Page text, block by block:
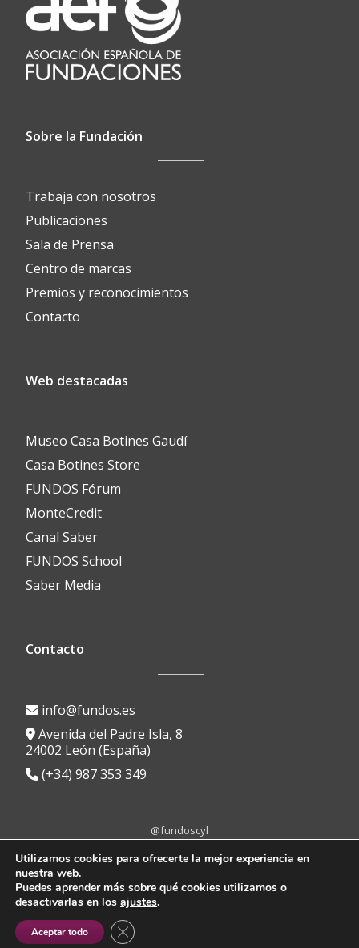
Sobre la Fundación
Trabaja con nosotros
Publicaciones
Sala de Prensa
Centro de marcas
Premios y reconocimientos
Contacto
Web destacadas
Museo Casa Botines Gaudí
Casa Botines Store
FUNDOS Fórum
MonteCredit
Canal Saber
FUNDOS School
Saber Media
Contacto
info@fundos.es
Avenida del Padre Isla, 8
24002 León (España)
(+34) 987 353 349
@fundoscyl
Menú
secundario
fa-
facebook
fa-
fa-
x-
fa-
youtube-
play
fa-
linkedin
fa-
instagram
Aviso Legal|
Transparencia|Protocolo anti-acoso|Canal de denuncias
© 2024, FUNDOS
Utilizamos cookies para ofrecerte la mejor experiencia en
nuestra web.
Puedes aprender más sobre qué cookies utilizamos o
desactivarlas en los ajustes.
Aceptar todo CERRAR EL BANNER DE COOKIES